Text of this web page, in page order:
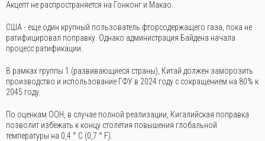
Акцепт не распространяется на Гонконг и Макао.
США - еще один крупный пользователь фторсодержащего газа, пока не
ратифицировал поправку. Однако администрация Байдена начала
процесс ратификации.
В рамках группы 1 (развивающиеся страны), Китай должен заморозить
производство и использование ГФУ в 2024 году с сокращением на 80% к
2045 году.
По оценкам ООН, в случае полной реализации, Кигалийская поправка
позволит избежать к концу столетия повышения глобальной
температуры на 0,4 ° C (0,7 ° F).